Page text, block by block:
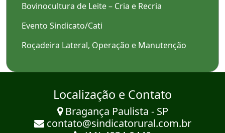
Bovinocultura de Leite – Cria e Recria
Evento Sindicato/Cati
Roçadeira Lateral, Operação e Manutenção
Localização e Contato
Bragança Paulista - SP
contato@sindicatorural.com.br